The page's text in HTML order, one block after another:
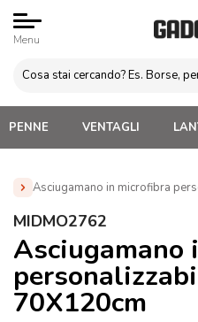
Menu
PENNE VENTAGLI
Asciugamano in microfibra
Home » Gadget Eventi sportivi
personalizzabile 70X120cm
MIDMO2762
Asciugamano
70X120cm